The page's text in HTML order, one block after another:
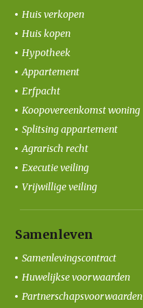
Huis verkopen
Huis kopen
Hypotheek
Appartement
Erfpacht
Koopovereenkomst woning
Splitsing appartement
Agrarisch recht
Executie veiling
Vrijwillige veiling
Samenleven
Samenlevingscontract
Huwelijkse voorwaarden
Partnerschapsvoorwaarden